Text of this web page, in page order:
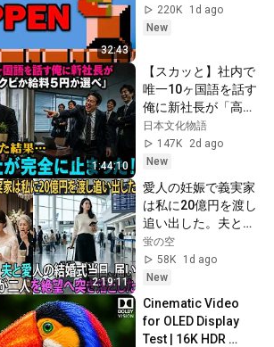
32:43
220K
1d ago
New
1:44:10
【スカッと】社内で
唯一10ヶ国語を話す
俺に新社長が「高卒
は不要！クビか給料
５円か選べ」と言っ
てきた。そのまま辞
めた結果
日本文化物語
147K
2d ago
New
2:19:11
愛人の妊娠で義実家
は私に20億円を渡し
追い出した。夫と愛
人の結婚式当日、届
いた一通の封筒がす
べてを終わらせた
カッとする話
蛍の空
58K
1d ago
New
Cinematic Video
for OLED Display
Test | 16K HDR